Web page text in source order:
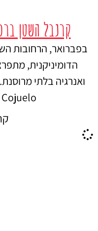
קרנבל השטן
בפברואר, הרחובות
הדומיניקנית,
–